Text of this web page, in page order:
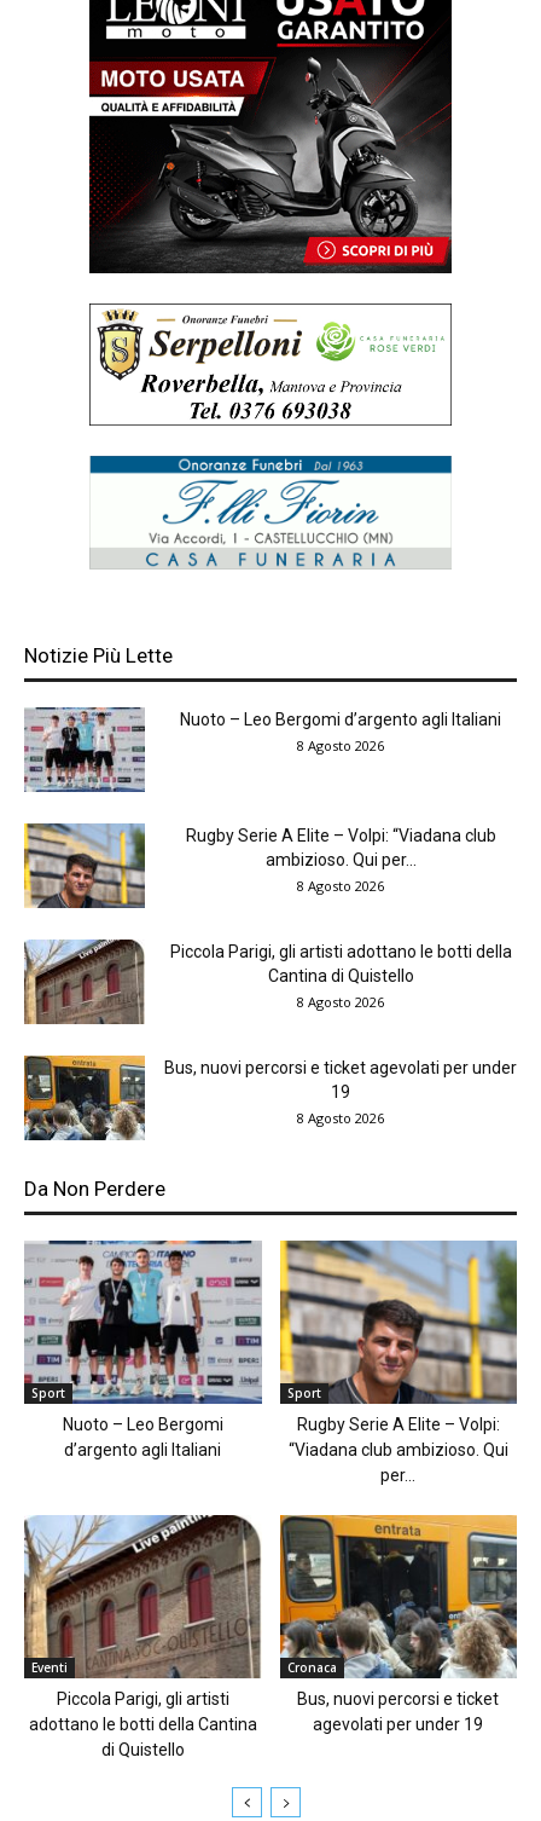
Notizie Più Lette
Nuoto – Leo Bergomi d’argento agli Italiani
8 Agosto 2026
Rugby Serie A Elite – Volpi: “Viadana club
ambizioso. Qui per...
8 Agosto 2026
Piccola Parigi, gli artisti adottano le botti della
Cantina di Quistello
8 Agosto 2026
Bus, nuovi percorsi e ticket agevolati per under
19
8 Agosto 2026
Da Non Perdere
Sport
Nuoto – Leo Bergomi
d’argento agli Italiani
Sport
Rugby Serie A Elite – Volpi:
“Viadana club ambizioso. Qui
per...
Eventi
Piccola Parigi, gli artisti
adottano le botti della Cantina
di Quistello
Cronaca
Bus, nuovi percorsi e ticket
agevolati per under 19